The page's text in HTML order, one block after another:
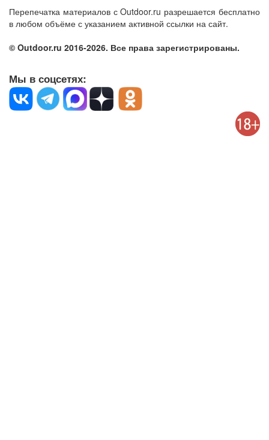
Перепечатка материалов с Outdoor.ru разрешается бесплатно
в любом объёме с указанием активной ссылки на сайт.
© Outdoor.ru 2016-2026. Все права зарегистрированы.
Мы в соцсетях: